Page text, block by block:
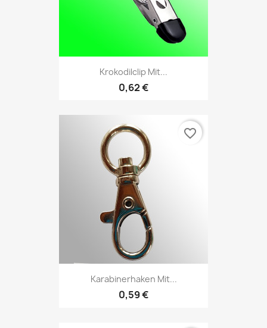
Krokodilclip Mit...
0,62 €
Karabinerhaken Mit...
0,59 €
favorite_border